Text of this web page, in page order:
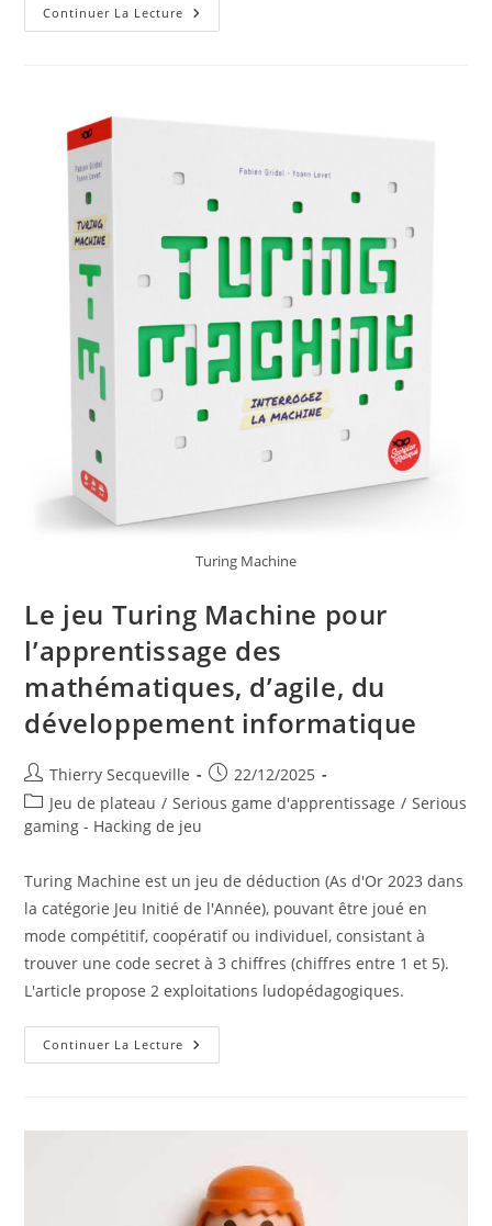
Continuer La Lecture Apprentissage
Des
Ans
Turing Machine
Le jeu Turing Machine pour
l’apprentissage des
mathématiques, d’agile, du
développement informatique
Auteur/autrice
de
la
publication :
Thierry Secqueville
Publication
publiée :
22/12/2025
Post
category:
Jeu de plateau / Serious game d'apprentissage / Serious
gaming - Hacking de jeu
Turing Machine est un jeu de déduction (As d'Or 2023 dans
la catégorie Jeu Initié de l'Année), pouvant être joué en
mode compétitif, coopératif ou individuel, consistant à
trouver une code secret à 3 chiffres (chiffres entre 1 et 5).
L'article propose 2 exploitations ludopédagogiques.
Continuer La Lecture Le
Jeu
Des
D’agile,
Développement
Informatique